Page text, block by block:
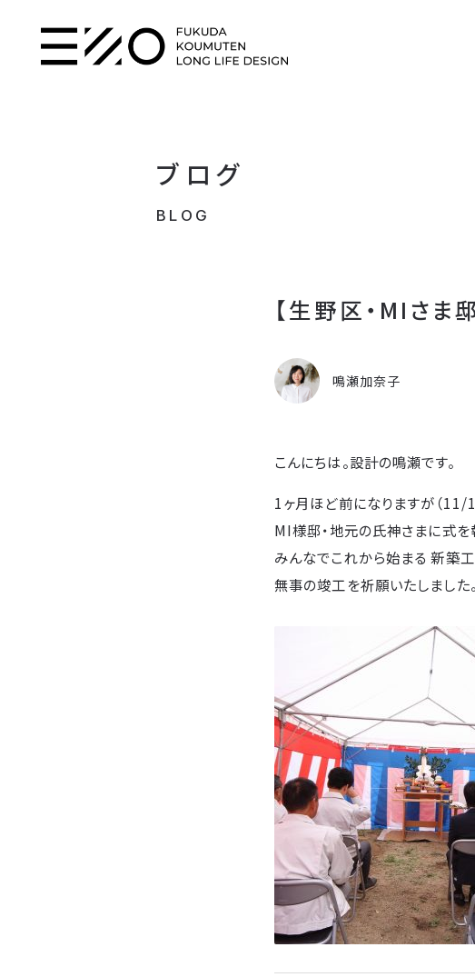
ブログ
BLOG
【生野区・MIさま
鳴瀬加奈子
こんにちは。設計の鳴瀬です。
1ヶ月ほど前になりますが（11/1
MI様邸・地元の氏神さまに式を
みんなでこれから始まる 新築工
無事の竣工を祈願いたしました。